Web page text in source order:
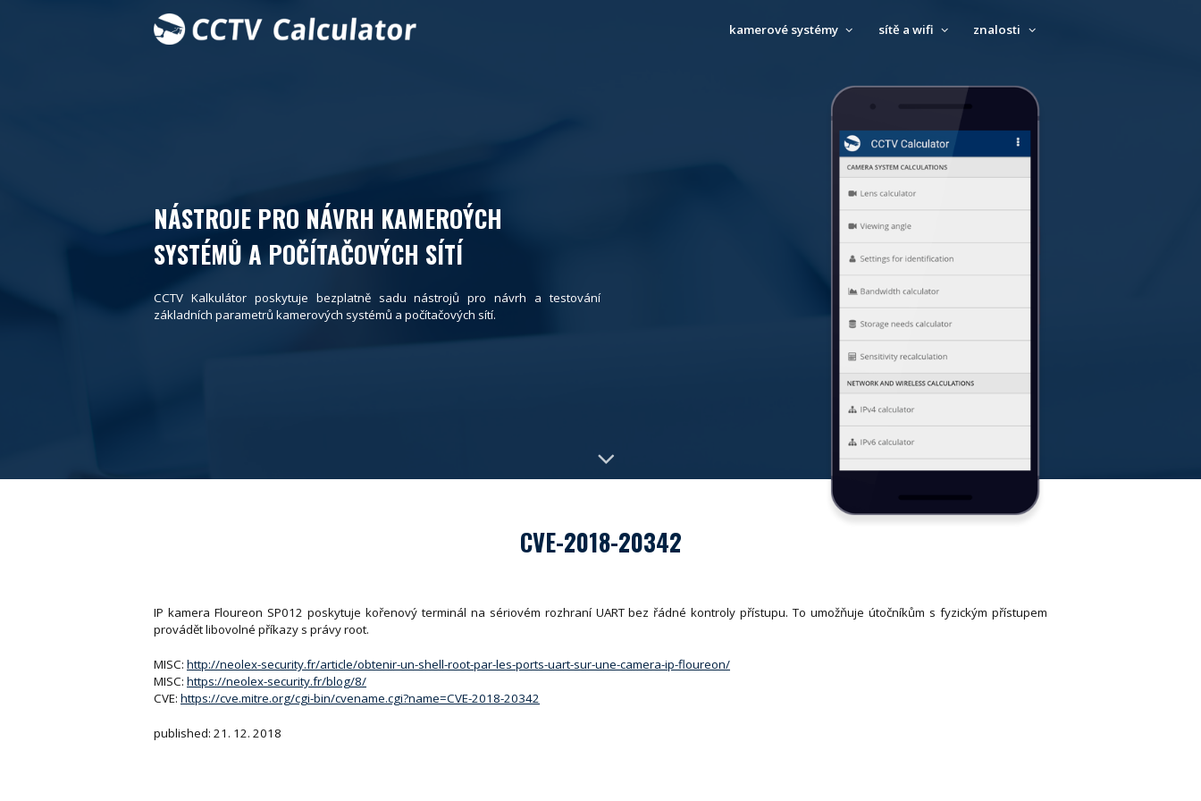
kamerové systémy sítě a wifi znalosti
NÁSTROJE PRO NÁVRH KAMEROÝCH
SYSTÉMŮ A POČÍTAČOVÝCH SÍTÍ
CCTV Kalkulátor poskytuje bezplatně sadu nástrojů pro návrh a testování
základních parametrů kamerových systémů a počítačových sítí.
CVE-2018-20342
IP kamera Floureon SP012 poskytuje kořenový terminál na sériovém rozhraní UART bez řádné kontroly přístupu. To umožňuje útočníkům s fyzickým přístupem
provádět libovolné příkazy s právy root.
MISC: http://neolex-security.fr/article/obtenir-un-shell-root-par-les-ports-uart-sur-une-camera-ip-floureon/
MISC: https://neolex-security.fr/blog/8/
CVE: https://cve.mitre.org/cgi-bin/cvename.cgi?name=CVE-2018-20342
published: 21. 12. 2018